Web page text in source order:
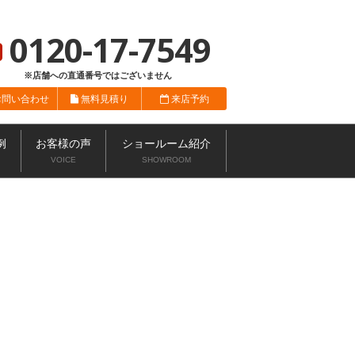
0120-17-7549
※店舗への直通番号ではございません
問い合わせ 無料見積り 来店予約
お客様の声
VOICE
ショールーム紹介
SHOWROOM